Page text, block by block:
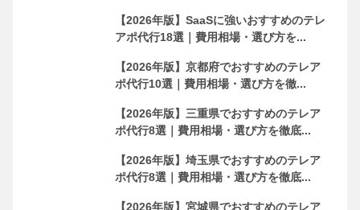
【2026年版】SaaSに強いおすすめのテレ
アポ代行18選｜費用相場・選び方を...
【2026年版】京都府でおすすめのテレア
ポ代行10選｜費用相場・選び方を徹...
【2026年版】三重県でおすすめのテレア
ポ代行8選｜費用相場・選び方を徹底...
【2026年版】埼玉県でおすすめのテレア
ポ代行8選｜費用相場・選び方を徹底...
【2026年版】宮城県でおすすめのテレア